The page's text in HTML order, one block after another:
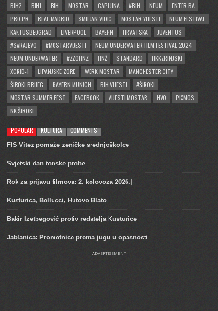
BIH2 BIH1 BIH MOSTAR CAPLJINA #BIH NEUM
ENTER.BA
PRO.PR
REAL MADRID SMILJAN VIDIC MOSTAR VIJESTI
NEUM FESTIVAL
KAKTUSBEOGRAD
LIVERPOOL BAYERN HRVATSKA
JUVENTUS
#SARAJEVO
#MOSTARVIJESTI
NEUM UNDERWATER FILM FESTIVAL 2024
NEUM UNDERWATER
#ZZOHNZ HNŽ STANDARD
HKKZRINJSKI
XGRID-1
LIPANJSKE ZORE WERK MOSTAR
MANCHESTER CITY
ŠIROKI BRIJEG
BAYERN MUNICH BIH VIJESTI
#ŠIROKI
MOSTAR SUMMER FEST
FACEBOOK VIJESTI MOSTAR HVO
PIXMOS
NK ŠIROKI
POPULAR KULTURA COMMENTS
FIS Vitez pomaže zeničke srednjoškolce
Svjetski dan tonske probe
Rok za prijavu filmova: 2. kolovoza 2026.|
Kusturica, Bellucci, Hutovo Blato
Bakir Izetbegović protiv redatelja Kusturice
Jablanica: Prometnice prema jugu u opasnosti
ADVERTISEMENT